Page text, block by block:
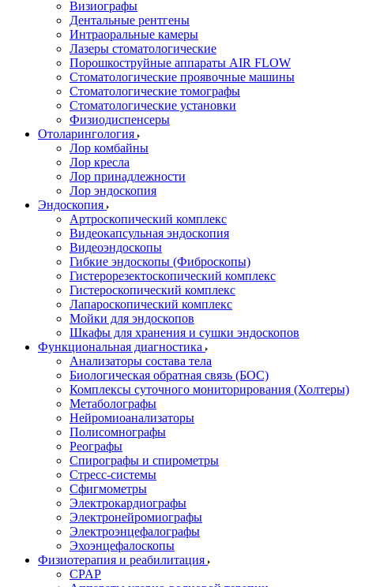
Визиографы
Дентальные рентгены
Интраоральные камеры
Лазеры стоматологические
Порошкоструйные аппараты AIR FLOW
Стоматологические проявочные машины
Стоматологические томографы
Стоматологические установки
Физиодиспенсеры
Отоларингология
Лор комбайны
Лор кресла
Лор принадлежности
Лор эндоскопия
Эндоскопия
Артроскопический комплекс
Видеокапсульная эндоскопия
Видеоэндоскопы
Гибкие эндоскопы (Фиброcкопы)
Гистерорезектоскопический комплекс
Гистероскопический комплекс
Лапароскопический комплекс
Мойки для эндоскопов
Шкафы для хранения и сушки эндоскопов
Функциональная диагностика
Анализаторы состава тела
Биологическая обратная связь (БОС)
Комплексы суточного мониторирования (Холтеры)
Метаболографы
Нейромиоанализаторы
Полисомнографы
Реографы
Спирографы и спирометры
Стресс-системы
Сфигмометры
Электрокардиографы
Электронейромиографы
Электроэнцефалографы
Эхоэнцефалоскопы
Физиотерапия и реабилитация
CPAP